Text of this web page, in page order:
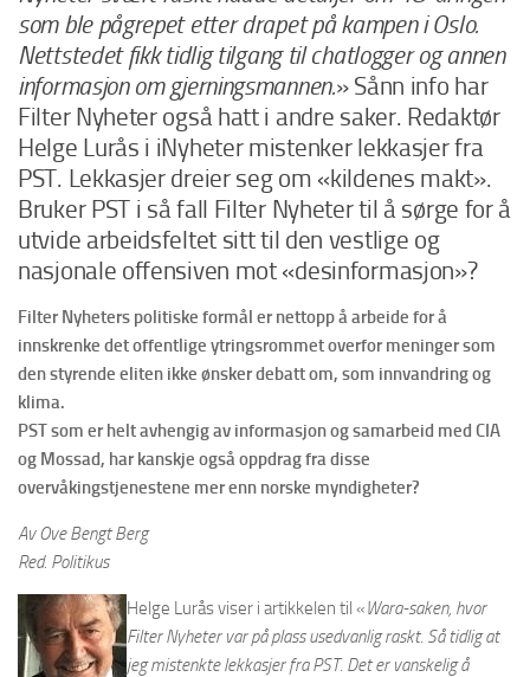
som ble pågrepet etter drapet på kampen i Oslo.
Nettstedet fikk tidlig tilgang til chatlogger og annen
informasjon om gjerningsmannen.» Sånn info har
Filter Nyheter også hatt i andre saker. Redaktør
Helge Lurås i iNyheter mistenker lekkasjer fra
PST. Lekkasjer dreier seg om «kildenes makt».
Bruker PST i så fall Filter Nyheter til å sørge for å
utvide arbeidsfeltet sitt til den vestlige og
nasjonale offensiven mot «desinformasjon»?
Filter Nyheters politiske formål er nettopp å arbeide for å
innskrenke det offentlige ytringsrommet overfor meninger som
den styrende eliten ikke ønsker debatt om, som innvandring og
klima.
PST som er helt avhengig av informasjon og samarbeid med CIA
og Mossad, har kanskje også oppdrag fra disse
overvåkingstjenestene mer enn norske myndigheter?
Av Ove Bengt Berg
Red. Politikus
Helge Lurås viser i artikkelen til «Wara-saken, hvor
Filter Nyheter var på plass usedvanlig raskt. Så tidlig at
jeg mistenkte lekkasjer fra PST. Det er vanskelig å